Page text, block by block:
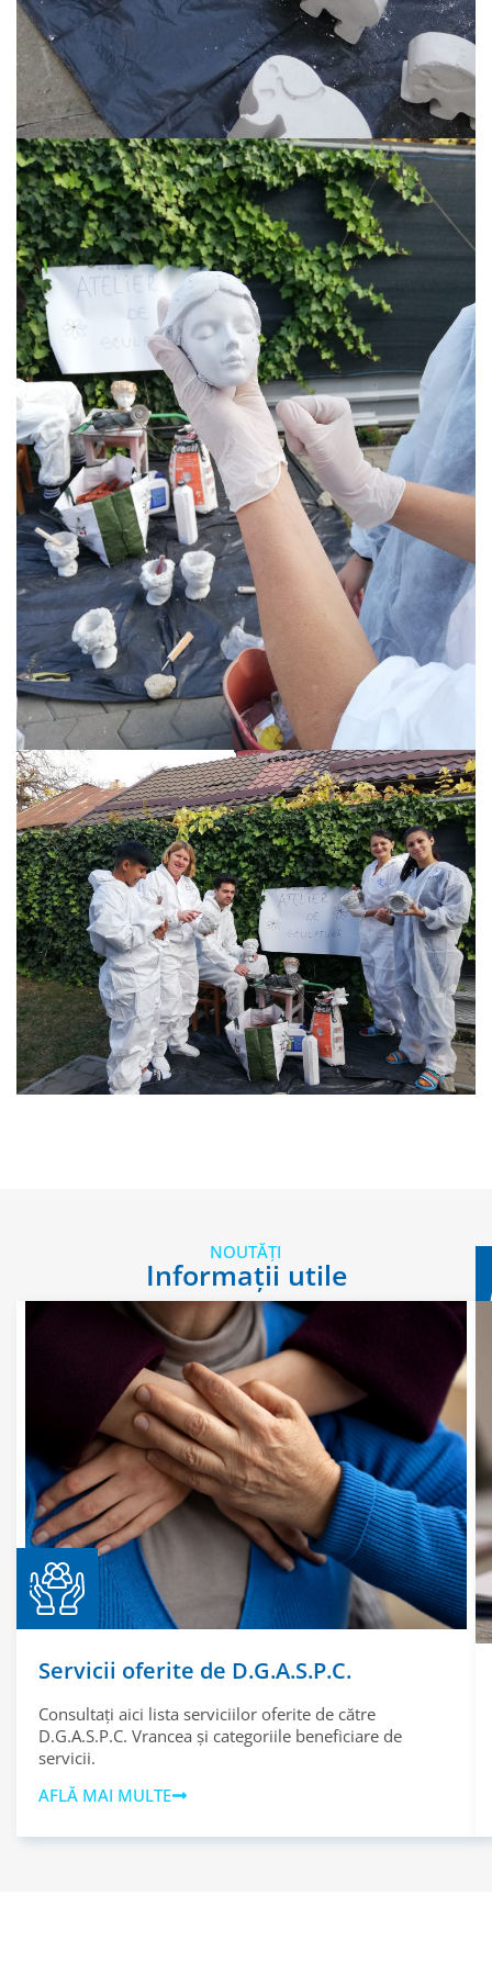
NOUTĂȚI
Informații utile
Servicii oferite de D.G.A.S.P.C.
Consultați aici lista serviciilor oferite de către
D.G.A.S.P.C. Vrancea și categoriile beneficiare de
servicii.
AFLĂ MAI MULTE